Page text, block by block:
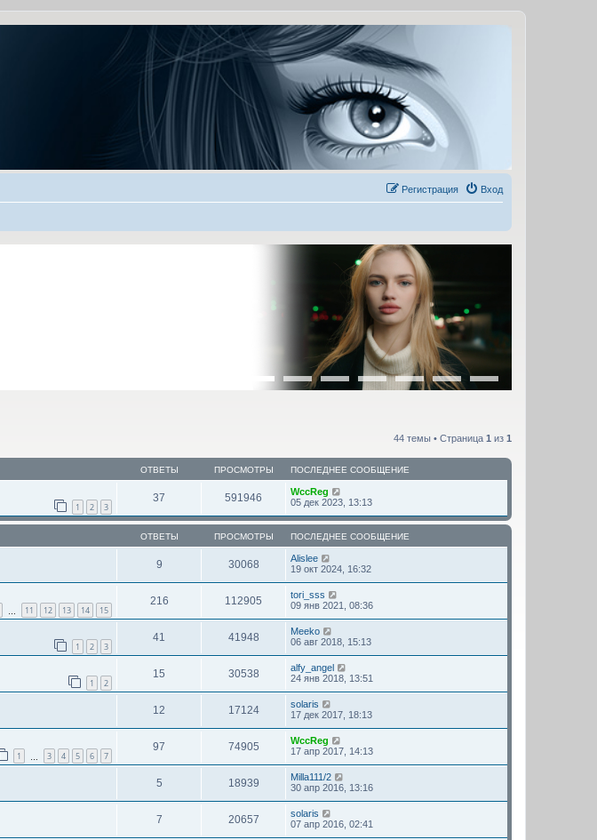
Вход
Регистрация
44 темы • Страница 1 из 1
ОТВЕТЫ ПРОСМОТРЫ ПОСЛЕДНЕЕ СООБЩЕНИЕ
1 2 3
37 591946
WccReg
05 дек 2023, 13:13
ОТВЕТЫ ПРОСМОТРЫ ПОСЛЕДНЕЕ СООБЩЕНИЕ
9 30068
Alislee
19 окт 2024, 16:32
11 12 13 14 15
216 112905
tori_sss
09 янв 2021, 08:36
1 2 3
41 41948
Meeko
06 авг 2018, 15:13
1 2
15 30538
alfy_angel
24 янв 2018, 13:51
12 17124
solaris
17 дек 2017, 18:13
1 3 4 5 6 7
97 74905
WccReg
17 апр 2017, 14:13
5 18939
Milla111/2
30 апр 2016, 13:16
7 20657
solaris
07 апр 2016, 02:41